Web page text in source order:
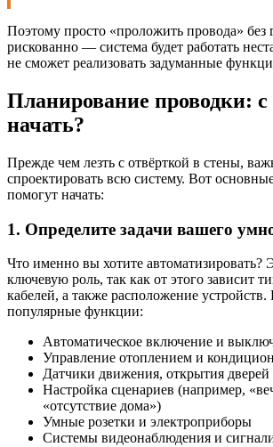
Поэтому просто «проложить провода» без
рискованно — система будет работать
не сможет реализовать задуманные
Планирование проводки: с
начать?
Прежде чем лезть с отвёрткой в стены,
спроектировать всю систему. Вот
помогут начать:
1. Определите задачи вашего
Что именно вы хотите автоматизировать?
ключевую роль, так как от этого зависит
кабелей, а также расположение
популярные функции:
Автоматическое включение и
Управление отоплением и
Датчики движения, открытия дверей
Настройка сценариев (например,
«отсутствие дома»)
Умные розетки и электроприборы
Системы видеонаблюдения и